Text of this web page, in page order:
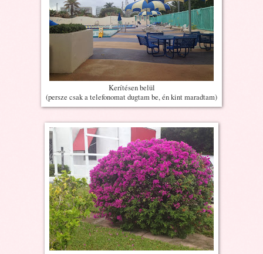
Kerítésen belül
(persze csak a telefonomat dugtam be, én kint maradtam)